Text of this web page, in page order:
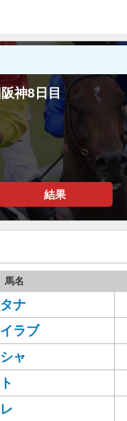
神8日目
結果
馬名
ナ
ラブ
ャ